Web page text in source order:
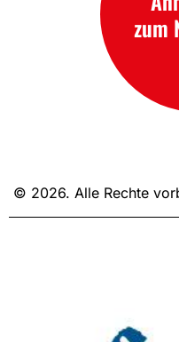
zum
© 2026. Alle Rechte